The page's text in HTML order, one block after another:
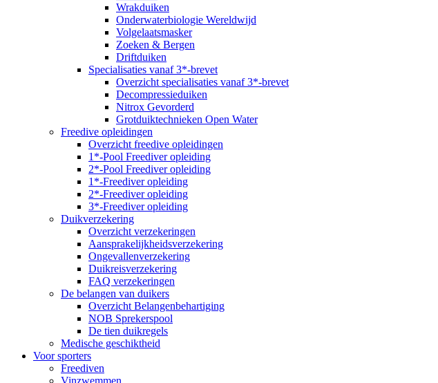
Wrakduiken
Onderwaterbiologie Wereldwijd
Volgelaatsmasker
Zoeken & Bergen
Driftduiken
Specialisaties vanaf 3*-brevet
Overzicht specialisaties vanaf 3*-brevet
Decompressieduiken
Nitrox Gevorderd
Grotduiktechnieken Open Water
Freedive opleidingen
Overzicht freedive opleidingen
1*-Pool Freediver opleiding
2*-Pool Freediver opleiding
1*-Freediver opleiding
2*-Freediver opleiding
3*-Freediver opleiding
Duikverzekering
Overzicht verzekeringen
Aansprakelijkheidsverzekering
Ongevallenverzekering
Duikreisverzekering
FAQ verzekeringen
De belangen van duikers
Overzicht Belangenbehartiging
NOB Sprekerspool
De tien duikregels
Medische geschiktheid
Voor sporters
Freediven
Vinzwemmen